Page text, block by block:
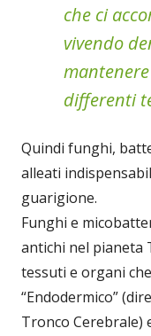
che ci
vivendo
differenti
Quindi funghi,
alleati
guarigione.
Funghi e
antichi nel pianeta
tessuti e organi
“Endodermico”
Tronco Cerebrale)